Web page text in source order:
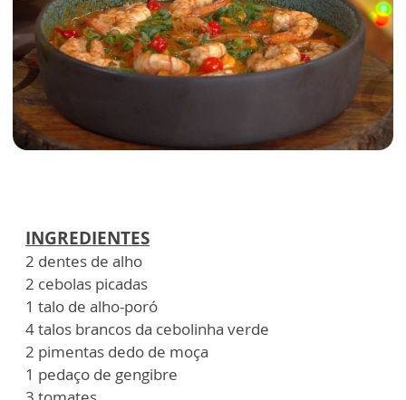
INGREDIENTES
2 dentes de alho
2 cebolas picadas
1 talo de alho-poró
4 talos brancos da cebolinha verde
2 pimentas dedo de moça
1 pedaço de gengibre